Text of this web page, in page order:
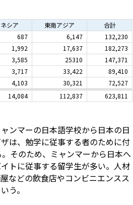
シア 東南アジア
合計
687 6,147
132,230
1,992 17,637
182,273
3,585 25310
147,371
3,717 33,422
89,410
4,103 30,321
72,527
14,084 112,837
623,811
ンマーの日本語学校から日本の日
は、勉学に従事する者のために付
そのため、ミャンマーから日本へ
トに従事する留学生が多い。人材
などの飲食店やコンビニエンスス
う。